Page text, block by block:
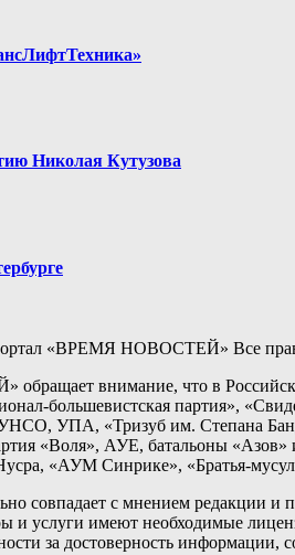
Николая Кутузова
«ВРЕМЯ НОВОСТЕЙ» Все
внимание, что в
большевистская партия»,
УПА, «Тризуб им. Степана
«Воля», АУЕ, батальоны
«АУМ Синрике», «Братья-
совпадает с мнением
и услуги имеют необходимые
за достоверность